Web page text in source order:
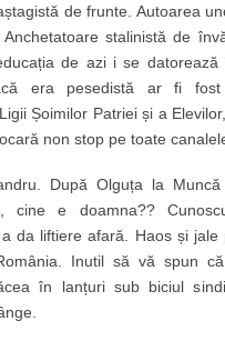
de frunte. Autoarea
Anchetatoare stalinistă de
de azi i se datorează
era pesedistă ar fi fost
Șoimilor Patriei și a
non stop pe toate
După Olguța la
cine e doamna??
da liftiere afară. Haos și jale
Inutil să vă spun
în lanțuri sub biciul